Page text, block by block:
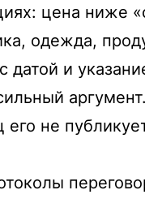
цена ниже
одежда,
и
не